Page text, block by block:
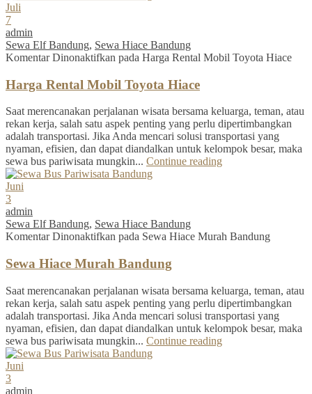
Juli
7
admin
Sewa Elf Bandung, Sewa Hiace Bandung
Komentar Dinonaktifkan pada Harga Rental Mobil Toyota Hiace
Harga Rental Mobil Toyota Hiace
Saat merencanakan perjalanan wisata bersama keluarga, teman, atau
rekan kerja, salah satu aspek penting yang perlu dipertimbangkan
adalah transportasi. Jika Anda mencari solusi transportasi yang
nyaman, efisien, dan dapat diandalkan untuk kelompok besar, maka
sewa bus pariwisata mungkin... Continue reading
Juni
3
admin
Sewa Elf Bandung, Sewa Hiace Bandung
Komentar Dinonaktifkan pada Sewa Hiace Murah Bandung
Sewa Hiace Murah Bandung
Saat merencanakan perjalanan wisata bersama keluarga, teman, atau
rekan kerja, salah satu aspek penting yang perlu dipertimbangkan
adalah transportasi. Jika Anda mencari solusi transportasi yang
nyaman, efisien, dan dapat diandalkan untuk kelompok besar, maka
sewa bus pariwisata mungkin... Continue reading
Juni
3
admin